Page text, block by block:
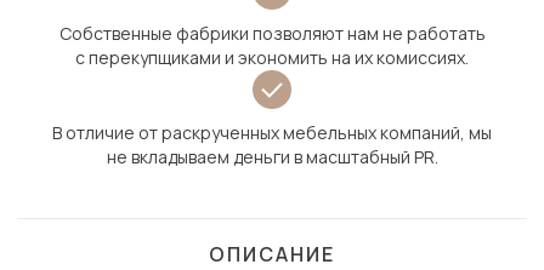
Собственные фабрики позволяют нам не работать
с перекупщиками и экономить на их комиссиях.
В отличие от раскрученных мебельных компаний, мы
не вкладываем деньги в масштабный PR.
ОПИСАНИЕ